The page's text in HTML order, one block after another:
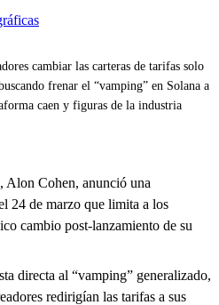
cambiar las carteras de tarifas solo
frenar el “vamping” en Solana a
caen y figuras de la industria
Alon Cohen, anunció una
24 de marzo que limita a los
cambio post-lanzamiento de su
directa al “vamping” generalizado,
redirigían las tarifas a sus